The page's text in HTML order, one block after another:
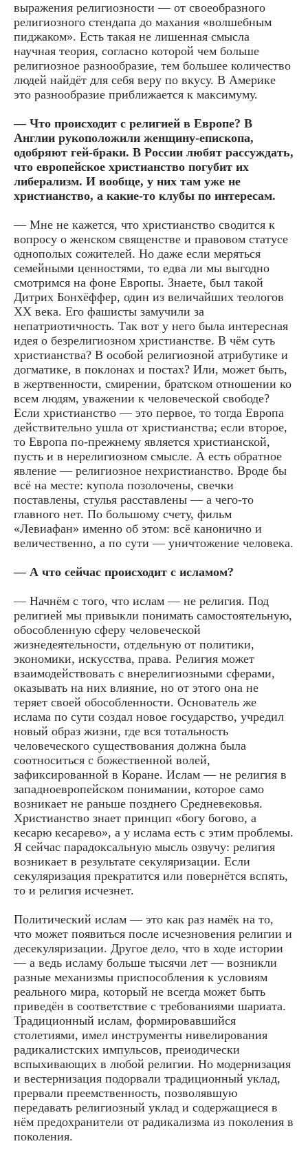
выражения религиозности — от своеобразного
религиозного стендапа до махания «волшебным
пиджаком». Есть такая не лишенная смысла
научная теория, согласно которой чем больше
религиозное разнообразие, тем большее количество
людей найдёт для себя веру по вкусу. В Америке
это разнообразие приближается к максимуму.
— Что происходит с религией в Европе? В
Англии рукоположили женщину-епископа,
одобряют гей-браки. В России любят рассуждать,
что европейское христианство погубит их
либерализм. И вообще, у них там уже не
христианство, а какие-то клубы по интересам.
— Мне не кажется, что христианство сводится к
вопросу о женском священстве и правовом статусе
однополых сожителей. Но даже если меряться
семейными ценностями, то едва ли мы выгодно
смотримся на фоне Европы. Знаете, был такой
Дитрих Бонхёффер, один из величайших теологов
XX века. Его фашисты замучили за
непатриотичность. Так вот у него была интересная
идея о безрелигиозном христианстве. В чём суть
христианства? В особой религиозной атрибутике и
догматике, в поклонах и постах? Или, может быть,
в жертвенности, смирении, братском отношении ко
всем людям, уважении к человеческой свободе?
Если христианство — это первое, то тогда Европа
действительно ушла от христианства; если второе,
то Европа по-прежнему является христианской,
пусть и в нерелигиозном смысле. А есть обратное
явление — религиозное нехристианство. Вроде бы
всё на месте: купола позолочены, свечки
поставлены, стулья расставлены — а чего-то
главного нет. По большому счету, фильм
«Левиафан» именно об этом: всё канонично и
величественно, а по сути — уничтожение человека.
— А что сейчас происходит с исламом?
— Начнём с того, что ислам — не религия. Под
религией мы привыкли понимать самостоятельную,
обособленную сферу человеческой
жизнедеятельности, отдельную от политики,
экономики, искусства, права. Религия может
взаимодействовать с внерелигиозными сферами,
оказывать на них влияние, но от этого она не
теряет своей обособленности. Основатель же
ислама по сути создал новое государство, учредил
новый образ жизни, где вся тотальность
человеческого существования должна была
соотноситься с божественной волей,
зафиксированной в Коране. Ислам — не религия в
западноевропейском понимании, которое само
возникает не раньше позднего Средневековья.
Христианство знает принцип «богу богово, а
кесарю кесарево», а у ислама есть с этим проблемы.
Я сейчас парадоксальную мысль озвучу: религия
возникает в результате секуляризации. Если
секуляризация прекратится или повернётся вспять,
то и религия исчезнет.
Политический ислам — это как раз намёк на то,
что может появиться после исчезновения религии и
десекуляризации. Другое дело, что в ходе истории
— а ведь исламу больше тысячи лет — возникли
разные механизмы приспособления к условиям
реального мира, который не всегда может быть
приведён в соответствие с требованиями шариата.
Традиционный ислам, формировавшийся
столетиями, имел инструменты нивелирования
радикалистских импульсов, преиодически
вспыхивающих в любой религии. Но модернизация
и вестернизация подорвали традиционный уклад,
прервали преемственность, позволявшую
передавать религиозный уклад и содержащиеся в
нём предохранители от радикализма из поколения в
поколения.